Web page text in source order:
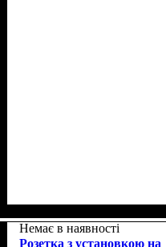
Немає в наявності
Розетка з установкою на